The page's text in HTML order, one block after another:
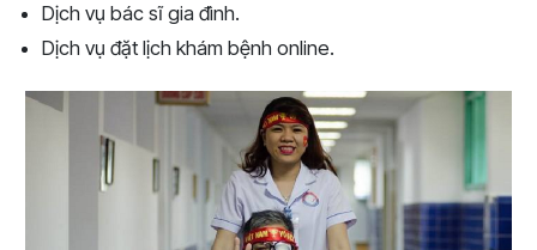
Dịch vụ bác sĩ gia đình.
Dịch vụ đặt lịch khám bệnh online.